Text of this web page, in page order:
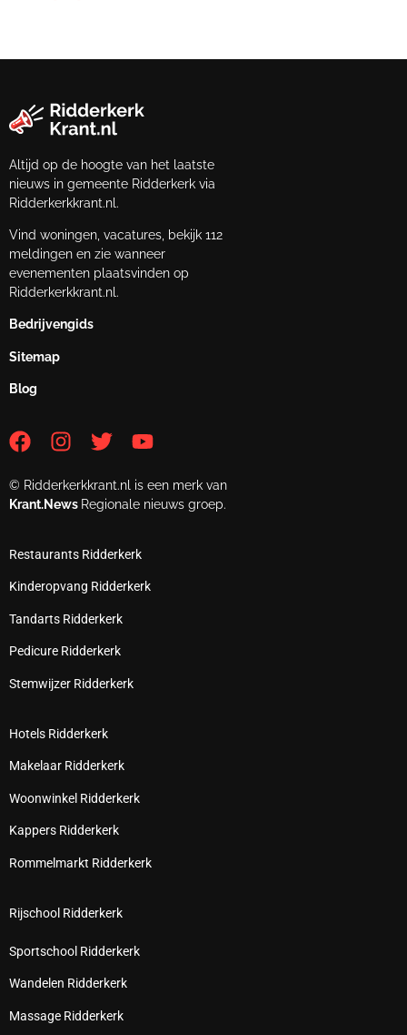
Altijd op de hoogte van het laatste
nieuws in gemeente Ridderkerk via
Ridderkerkkrant.nl.
Vind woningen, vacatures, bekijk 112
meldingen en zie wanneer
evenementen plaatsvinden op
Ridderkerkkrant.nl.
Bedrijvengids
Sitemap
Blog
© Ridderkerkkrant.nl is een merk van
Krant.News Regionale nieuws groep.
Restaurants Ridderkerk
Kinderopvang Ridderkerk
Tandarts Ridderkerk
Pedicure Ridderkerk
Stemwijzer Ridderkerk
Hotels Ridderkerk
Makelaar Ridderkerk
Woonwinkel Ridderkerk
Kappers Ridderkerk
Rommelmarkt Ridderkerk
Rijschool Ridderkerk
Sportschool Ridderkerk
Wandelen Ridderkerk
Massage Ridderkerk